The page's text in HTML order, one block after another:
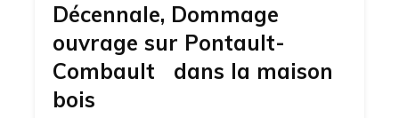
Décennale, Dommage
ouvrage sur Pontault-
Combault dans la maison
bois